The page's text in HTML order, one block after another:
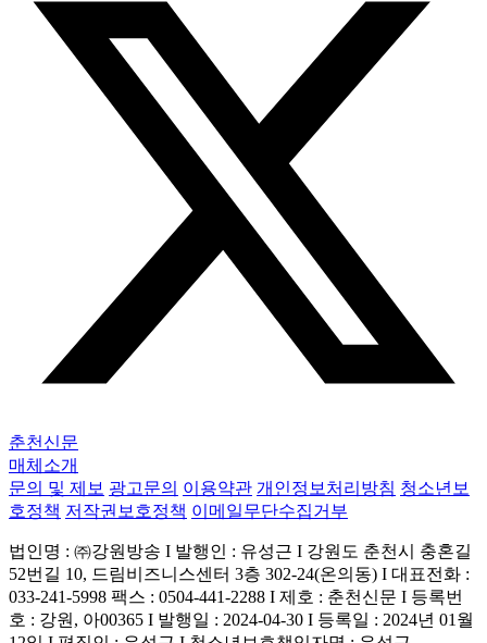
춘천신문
매체소개
문의 및 제보 광고문의 이용약관 개인정보처리방침 청소년보
호정책 저작권보호정책 이메일무단수집거부
법인명 : ㈜강원방송 I 발행인 : 유성근 I 강원도 춘천시 충혼길
52번길 10, 드림비즈니스센터 3층 302-24(온의동) I 대표전화 :
033-241-5998 팩스 : 0504-441-2288 I 제호 : 춘천신문 I 등록번
호 : 강원, 아00365 I 발행일 : 2024-04-30 I 등록일 : 2024년 01월